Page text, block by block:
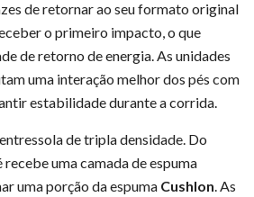
de retornar ao seu formato original
o primeiro impacto, o que
de retorno de energia. As unidades
uma interação melhor dos pés com
estabilidade durante a corrida.
de tripla densidade. Do
uma camada de espuma
uma porção da espuma Cushlon. As